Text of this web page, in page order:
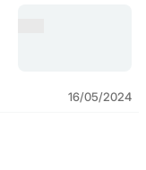
16/05/2024